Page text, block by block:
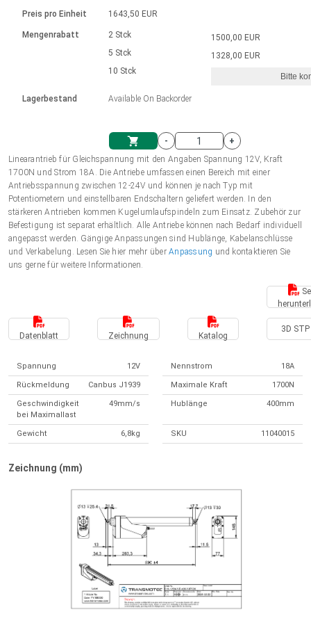
Einheitssystem
Einkaufswagen
Hubmagnete
230 - 50 Hz | 110 - 60 Hz
Drehzahlregelung für die AIS-Serie
Bürstenlose Gleichstrommotoren
mit Planetengetriebe und internem
Ø 28-42| 1-1400 rpm | <= 290Ncm
Bürstenlose DC Motor Controller
Gleichstrommotoren mit
Schneckengetriebe und Bürsten
Ø43-124mm | 31-425rpm | ≤ 41Nm
Treiber für Gleichstrommotoren mit
Synchron-Asynchron | für 1-4 Elektrozylinder
Synchron-Asynchron | für 1-4 Elektrozylinder
Français (EUR)
Polski (EUR)
Norsk (NOK)
Suomi (EUR)
Preis pro Einheit
Mengenrabatt
Lagerbestand
1643,50 EUR
2 Stck
5 Stck
10 Stck
Available On Backorder
1500,00 EUR
1328,00 EUR
Bitte
-
+
Linearantrieb für Gleichspannung mit den Angaben Spannung 12V, Kraft
1700N und Strom 18A. Die Antriebe umfassen einen Bereich mit einer
Antriebsspannung zwischen 12-24V und können je nach Typ mit
Potentiometern und einstellbaren Endschaltern geliefert werden. In den
stärkeren Antrieben kommen Kugelumlaufspindeln zum Einsatz. Zubehör zur
Befestigung ist separat erhältlich. Alle Antriebe können nach Bedarf individuell
angepasst werden. Gängige Anpassungen sind Hublänge, Kabelanschlüsse
und Verkabelung. Lesen Sie hier mehr überAnpassung und kontaktieren Sie
uns gerne für weitere Informationen.
Datenblatt Zeichnung Katalog
3D STP
Spannung 12V Nennstrom 18A
Rückmeldung Canbus J1939 Maximale Kraft 1700N
Geschwindigkeit
bei Maximallast
49mm/s Hublänge 400mm
Gewicht 6,8kg SKU 11040015
Zeichnung (mm)